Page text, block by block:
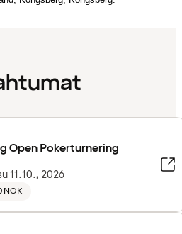
Open Pokerturnering
11.10., 2026
NOK